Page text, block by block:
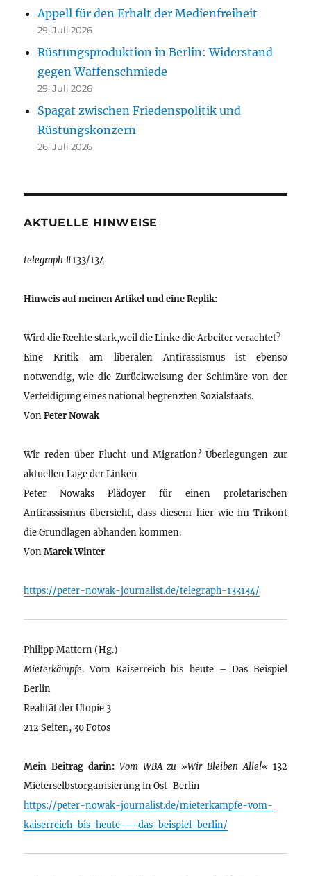
Appell für den Erhalt der Medienfreiheit
29. Juli 2026
Rüstungsproduktion in Berlin: Widerstand
gegen Waffenschmiede
29. Juli 2026
Spagat zwischen Friedenspolitik und
Rüstungskonzern
26. Juli 2026
AKTUELLE HINWEISE
telegraph #133/134
Hinweis auf meinen Artikel und eine Replik:
Wird die Rechte stark,weil die Linke die Arbeiter verachtet?
Eine Kritik am liberalen Antirassismus ist ebenso
notwendig, wie die Zurückweisung der Schimäre von der
Verteidigung eines national begrenzten Sozialstaats.
VonPeter Nowak
Wir reden über Flucht und Migration? Überlegungen zur
aktuellen Lage der Linken
Peter Nowaks Plädoyer für einen proletarischen
Antirassismus übersieht, dass diesem hier wie im Trikont
die Grundlagen abhanden kommen.
VonMarek Winter
https://peter-nowak-journalist.de/telegraph-133134/
Philipp Mattern (Hg.)
Mieterkämpfe. Vom Kaiserreich bis heute – Das Beispiel
Berlin
Realität der Utopie 3
212 Seiten, 30 Fotos
Mein Beitrag darin: Vom WBA zu »Wir Bleiben Alle!« 132
Mieterselbstorganisierung in Ost-Berlin
https://peter-nowak-journalist.de/mieterkampfe-vom-
kaiserreich-bis-heute-–-das-beispiel-berlin/